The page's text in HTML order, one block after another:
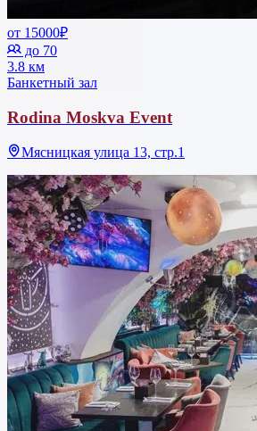
от 15000₽
до 70
3.8 км
Банкетный зал
Rodina Moskva Event
Мясницкая улица 13, стр.1